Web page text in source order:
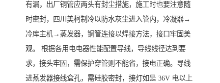
有漏，出厂铜管应两头有封尘措施，施工时也要注意随
时密封，四川美柯制冷以防水灰尘进入管内，冷凝器→
冷库主机→蒸发器，铜管连接以焊接方法，接口牢固美
观。 根据各用电电器性能配置导线，导线线径达到要
求，接头牢固，需保护穿管则不能省，接电正确。导线
进蒸发器接线盒孔，需硅胶密封，接灯如是 36V 电以上